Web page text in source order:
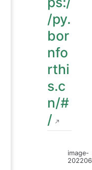
/py.
bor
nfo
rthi
s.c
n/#
/
image-